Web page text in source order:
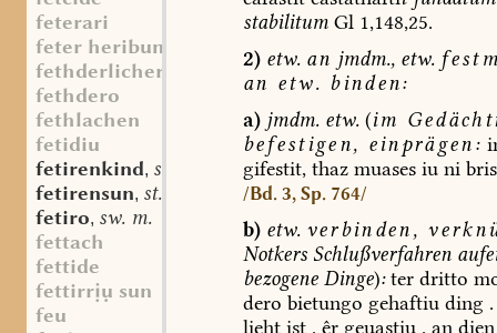
feterari
feter heribum
fethderlicher
fethdero
fethlachen
fetidiu
fetirenkind, st. n.
fetirensun, st. m.
fetiro, sw. m.
fettach
fettide
fettirrụ sun
feu
stabilitumGl1,148,25.
2) etw. an jmdm., etw.
an etw. binden:
a) jmdm.etw.(im
befestigen, einprägen:
gifestit,thazmuasesiuni
/Bd. 3, Sp. 764/
b) etw. verbinden,
Notkers Schlußverfahren
bezogeneDinge):terdritto
dero bietungo gehaftiuding .
liehtist. êrgeuastiu. andien